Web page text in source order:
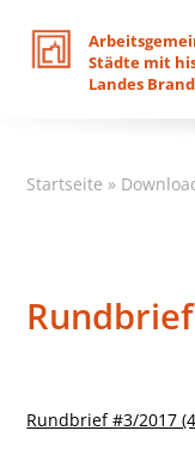
Städte mit
Landes
Startseite »
Rundbrief #3/2017